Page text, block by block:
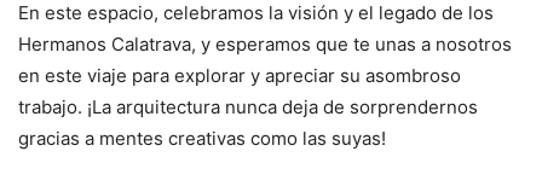
En este espacio, celebramos la visión y el legado de los
Hermanos Calatrava, y esperamos que te unas a nosotros
en este viaje para explorar y apreciar su asombroso
trabajo. ¡La arquitectura nunca deja de sorprendernos
gracias a mentes creativas como las suyas!